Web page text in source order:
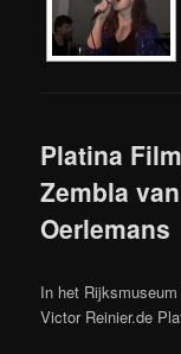
Platina
Zembla
Oerlemans
In het
Victor Reinier.de